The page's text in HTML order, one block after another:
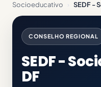
Socioeducativo
› SEDF -
CONSELHO REGIONAL
SEDF -
DF